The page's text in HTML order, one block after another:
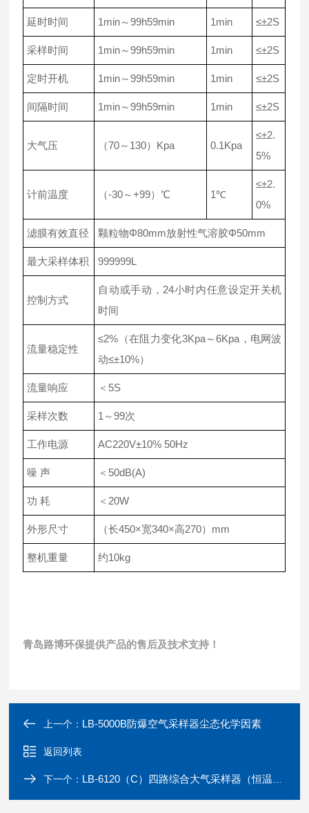
延时时间 1min～99h59min 1min ≤±2S
采样时间 1min～99h59min 1min ≤±2S
定时开机 1min～99h59min 1min ≤±2S
间隔时间 1min～99h59min 1min ≤±2S
大气压 （70～130）Kpa 0.1Kpa
≤±2.
5%
计前温度 （-30～+99）℃ 1℃
≤±2.
0%
滤膜有效直径 颗粒物Φ80mm放射性气溶胶Φ50mm
最大采样体积 999999L
控制方式
自动或手动，24小时内任意设定开关机
时间
流量稳定性
≤2%（在阻力变化3Kpa～6Kpa，电网波
动≤±10%）
流量响应 ＜5S
采样次数 1～99次
工作电源 AC220V±10% 50Hz
噪 声 ＜50dB(A)
功 耗 ＜20W
外形尺寸 （长450×宽340×高270）mm
整机重量 约10kg
青岛路博环保提供产品的售后及技术支持！
上一个： LB-5000B防爆空气采样器尘态化学因素
返回列表
下一个： LB-6120（C）四路综合大气采样器（恒温电子恒流）